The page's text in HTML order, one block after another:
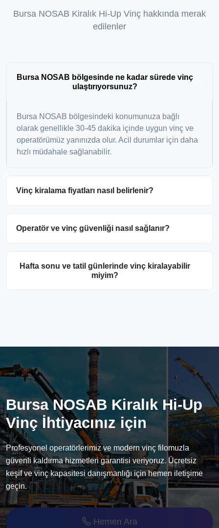
Bursa NOSAB Kiralık Hi-Up Vinç hakkında merak
edilenler
Bursa NOSAB bölgesinde ne kadar sürede vinç
ulaştırıyorsunuz?
Bursa NOSAB bölgesindeki konumunuza bağlı
olarak genellikle 30-45 dakika içinde uygun vinç ve
operatörümüz yanınızda olur. Acil durumlar için daha
hızlı müdahale sağlanabilir.
Vinç kiralama fiyatları nasıl belirlenir?
Operatör ve vinç güvenliği nasıl sağlanır?
Hafta sonu ve tatil günlerinde vinç kiralayabilir
miyim?
Bursa NOSAB Kiralık Hi-Up
Vinç İhtiyacınız için
Profesyonel operatörlerimiz ve modern vinç filomuzla
güvenli kaldırma hizmetleri garantisi veriyoruz. Ücretsiz
keşif ve vinç kapasitesi danışmanlığı için hemen iletişime
geçin.
Hemen Ara